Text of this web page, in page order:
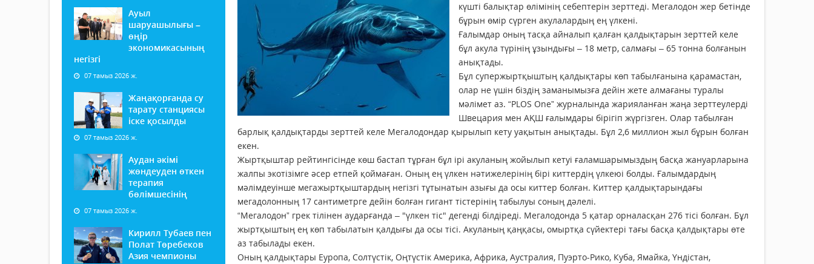
Ауыл
шаруашылығы –
өңір
экономикасының
негізгі
07 тамыз 2026 ж.
Жаңақорғанда су
тарату станциясы
іске қосылды
07 тамыз 2026 ж.
Аудан әкімі
жөндеуден өткен
терапия
бөлімшесінің
07 тамыз 2026 ж.
Кирилл Тубаев пен
Полат Төребеков
Азия чемпионы
күшті балықтар өлімінің себептерін зерттеді. Мегалодон жер бетінде
бұрын өмір сүрген акулалардың ең үлкені.
Ғалымдар оның тасқа айналып қалған қалдықтарын зерттей келе
бұл акула түрінің ұзындығы – 18 метр, салмағы – 65 тонна болғанын
анықтады.
Бұл супержыртқыштың қалдықтары көп табылғанына қарамастан,
олар не үшін біздің заманымызға дейін жете алмағаны туралы
мәлімет аз. “PLOS One” журналында жарияланған жаңа зерттеулерді
Швецария мен АҚШ ғалымдары бірігіп жүргізген. Олар табылған
барлық қалдықтарды зерттей келе Мегалодондар қырылып кету уақытын анықтады. Бұл 2,6 миллион жыл бұрын болған
екен.
Жыртқыштар рейтингісінде көш бастап тұрған бұл ірі акуланың жойылып кетуі ғаламшарымыздың басқа жануарларына
жалпы экотізімге әсер етпей қоймаған. Оның ең үлкен нәтижелерінің бірі киттердің үлкеюі болды. Ғалымдардың
мәлімдеуінше мегажыртқыштардың негізгі тұтынатын азығы да осы киттер болған. Киттер қалдықтарындағы
мегадолонның 17 сантиметрге дейін болған гигант тістерінің табылуы соның дәлелі.
“Мегалодон” грек тілінен аударғанда – "үлкен тіс" дегенді білдіреді. Мегалодонда 5 қатар орналасқан 276 тісі болған. Бұл
жыртқыштың ең көп табылатын қалдығы да осы тісі. Акуланың қаңқасы, омыртқа сүйектері тағы басқа қалдықтары өте
аз табылады екен.
Оның қалдықтары Еуропа, Солтүстік, Оңтүстік Америка, Африка, Аустралия, Пуэрто-Рико, Куба, Ямайка, Үндістан,